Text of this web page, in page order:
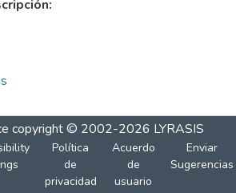
copyright © 2002-2026 LYRASIS
Política
de
privacidad
Acuerdo
de
usuario
Enviar
Sugerencias